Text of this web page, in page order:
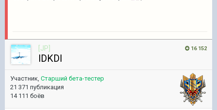
16 152
[JP]
lDKDl
Участник, Старший бета-тестер
21 371 публикация
14 111 боёв